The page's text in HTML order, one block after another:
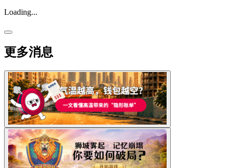
Loading...
更多消息